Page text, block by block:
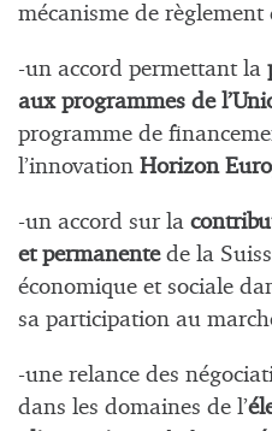
mécanisme de règlement
-un accord permettant la
aux programmes de
programme de
l’innovation Horizon
-un accord sur la
et permanentede la
économique et sociale
sa participation au
-une relance des
dans les domaines de l’